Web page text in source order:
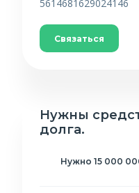
5614681629024146
Связаться
Нужны
долга.
Нужно 15 000